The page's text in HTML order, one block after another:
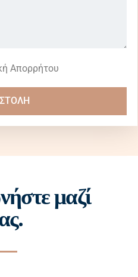
Απορρήτου
μαζί